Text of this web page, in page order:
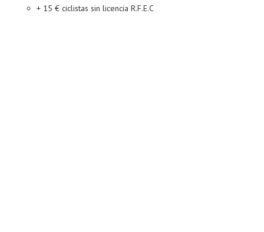
+ 15 € ciclistas sin licencia R.F.E.C